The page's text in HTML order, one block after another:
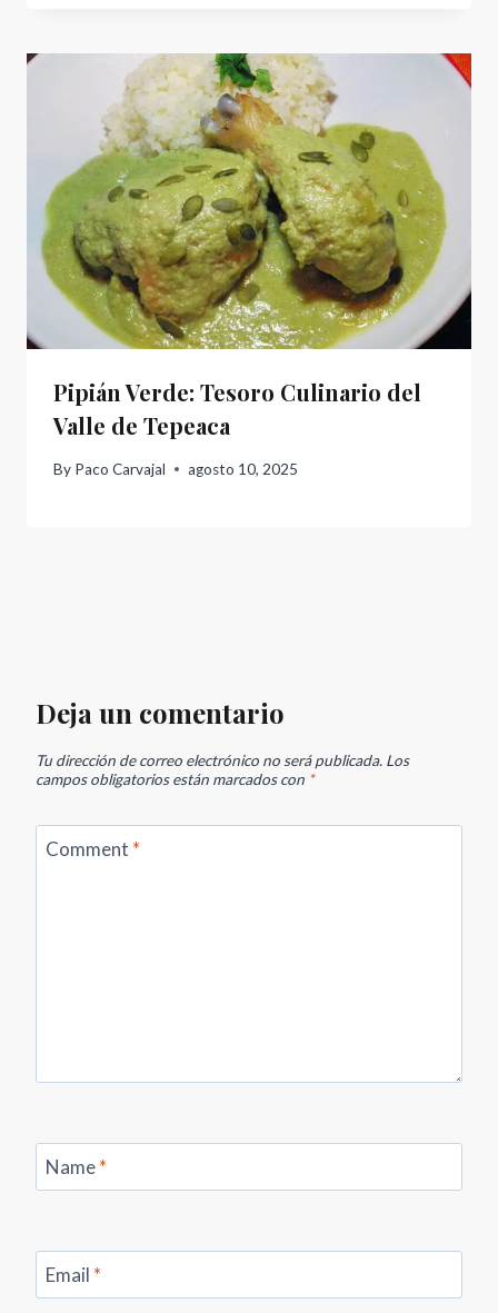
Pipián Verde: Tesoro Culinario del
Valle de Tepeaca
By Paco Carvajal agosto 10, 2025
Deja un comentario
Tu dirección de correo electrónico no será publicada. Los
campos obligatorios están marcados con *
Comment *
Name*
Email *